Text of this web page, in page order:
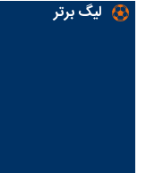
لیگ برتر